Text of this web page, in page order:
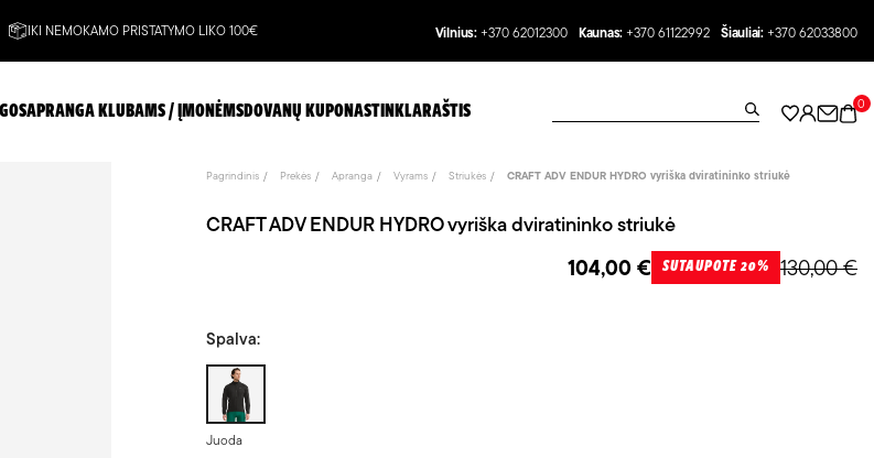
IKI NEMOKAMO PRISTATYMO LIKO 100€ Vilnius: +370 62012300 Kaunas: +370 61122992 Šiauliai: +370 62033800
APRANGA KLUBAMS / ĮMONĖMSDOVANŲ KUPONASTINKLARAŠTIS 0
Pagrindinis Prekės Apranga Vyrams Striukės CRAFT ADV ENDUR HYDRO vyriška dviratininko striukė
CRAFT ADV ENDUR HYDRO vyriška dviratininko striukė
130,00 €
104,00 € SUTAUPOTE 20%
Spalva:
Juoda